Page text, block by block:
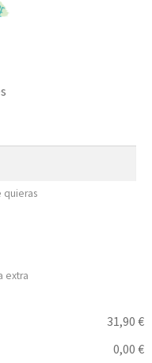
quieras
extra
31,90 €
0,00 €